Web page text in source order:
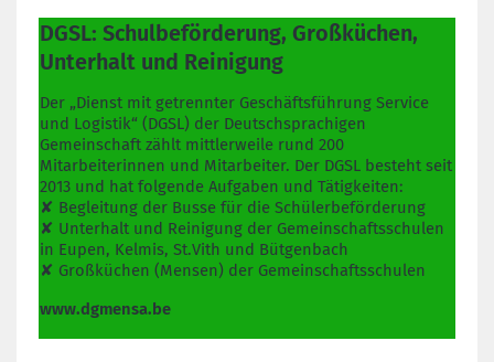
DGSL: Schulbeförderung, Großküchen,
Unterhalt und Reinigung
Der „Dienst mit getrennter Geschäftsführung Service
und Logistik“ (DGSL) der Deutschsprachigen
Gemeinschaft zählt mittlerweile rund 200
Mitarbeiterinnen und Mitarbeiter. Der DGSL besteht seit
2013 und hat folgende Aufgaben und Tätigkeiten:
✘ Begleitung der Busse für die Schülerbeförderung
✘ Unterhalt und Reinigung der Gemeinschaftsschulen
in Eupen, Kelmis, St.Vith und Bütgenbach
✘ Großküchen (Mensen) der Gemeinschaftsschulen
www.dgmensa.be